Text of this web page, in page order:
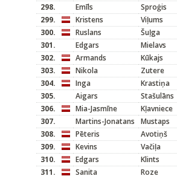
298.
Emīls Sproģis
299.
Kristens Viļums
300.
Ruslans Šuļga
301.
Edgars Mielavs
302.
Armands Kūkajs
303.
Nikola Zutere
304.
Inga
Krastiņa
305.
Aigars
Stašulāns
306.
Mia-Jasmīne Kļavniece
307.
Martins-Jonatans
Mustaps
308.
Pēteris
Avotiņš
309.
Kevins Vačiļa
310.
Edgars Klints
311.
Sanita Roze